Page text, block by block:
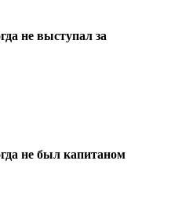
не выступал за
не был капитаном